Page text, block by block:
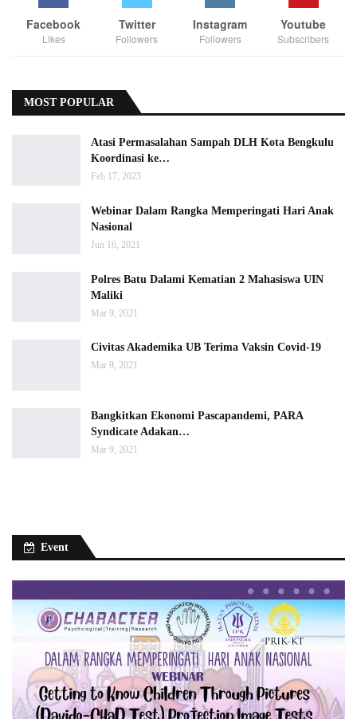
Facebook
Likes
Twitter
Followers
Instagram
Followers
Youtube
Subscribers
MOST POPULAR
Atasi Permasalahan Sampah DLH Kota Bengkulu
Koordinasi ke…
Feb 17, 2023
Webinar Dalam Rangka Memperingati Hari Anak
Nasional
Jun 16, 2021
Polres Batu Dalami Kematian 2 Mahasiswa UIN
Maliki
Mar 9, 2021
Civitas Akademika UB Terima Vaksin Covid-19
Mar 9, 2021
Bangkitkan Ekonomi Pascapandemi, PARA
Syndicate Adakan…
Mar 9, 2021
Event